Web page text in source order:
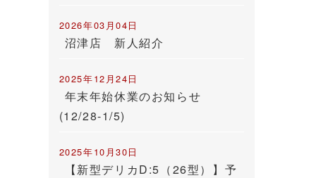
2026年03月04日
沼津店 新人紹介
2025年12月24日
年末年始休業のお知らせ
(12/28-1/5)
2025年10月30日
【新型デリカD:5（26型）】予